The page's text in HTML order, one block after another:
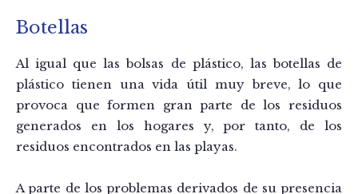
Botellas
Al igual que las bolsas de plástico, las botellas de
plástico tienen una vida útil muy breve, lo que
provoca que formen gran parte de los residuos
generados en los hogares y, por tanto, de los
residuos encontrados en las playas.
A parte de los problemas derivados de su presencia